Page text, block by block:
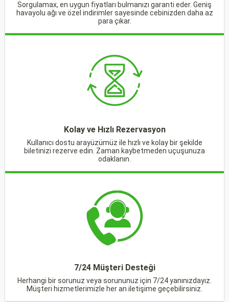
Sorgulamax, en uygun fiyatları bulmanızı garanti eder. Geniş
havayolu ağı ve özel indirimler sayesinde cebinizden daha az
para çıkar.
Kolay ve Hızlı Rezervasyon
Kullanıcı dostu arayüzümüz ile hızlı ve kolay bir şekilde
biletinizi rezerve edin. Zaman kaybetmeden uçuşunuza
odaklanın.
7/24 Müşteri Desteği
Herhangi bir sorunuz veya sorununuz için 7/24 yanınızdayız.
Müşteri hizmetlerimizle her an iletişime geçebilirsiniz.